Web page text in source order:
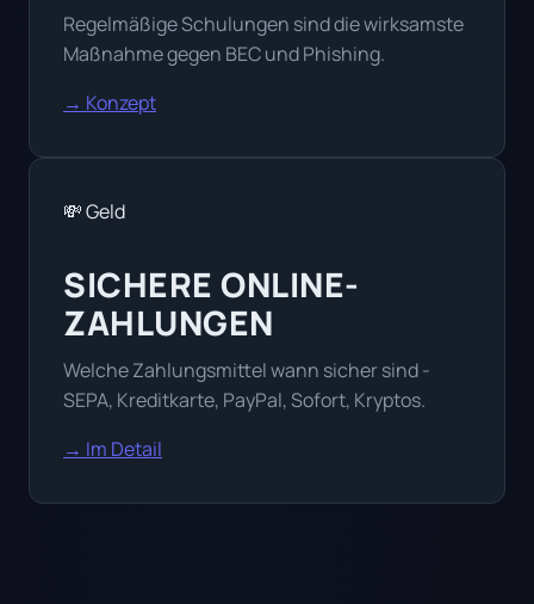
Regelmäßige Schulungen sind die wirksamste
Maßnahme gegen BEC und Phishing.
→ Konzept
💸 Geld
SICHERE ONLINE-
ZAHLUNGEN
Welche Zahlungsmittel wann sicher sind -
SEPA, Kreditkarte, PayPal, Sofort, Kryptos.
→ Im Detail